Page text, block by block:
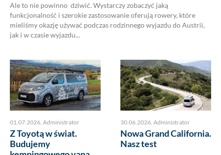
Ale to nie powinno dziwić. Wystarczy zobaczyć jaką
funkcjonalność i szerokie zastosowanie oferują rowery, które
mieliśmy okazję używać podczas rodzinnego wyjazdu do Austrii,
jak i w czasie wyjazdu...
01.07.2026, Administrator
Z Toyotą w świat.
Budujemy
30.06.2026, Administrator
Nowa Grand California.
Nasz test